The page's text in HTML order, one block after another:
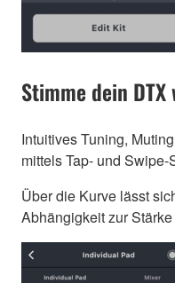
Stimme dein
Intuitives Tuning,
mittels Tap- und Swipe-
Über die Kurve lässt
Abhängigkeit zur